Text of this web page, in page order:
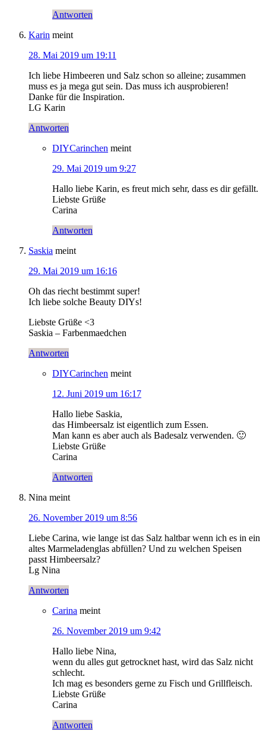
Antworten
Karin meint
28. Mai 2019 um 19:11
Ich liebe Himbeeren und Salz schon so alleine; zusammen
muss es ja mega gut sein. Das muss ich ausprobieren!
Danke für die Inspiration.
LG Karin
Antworten
DIYCarinchen meint
29. Mai 2019 um 9:27
Hallo liebe Karin, es freut mich sehr, dass es dir gefällt.
Liebste Grüße
Carina
Antworten
Saskia meint
29. Mai 2019 um 16:16
Oh das riecht bestimmt super!
Ich liebe solche Beauty DIYs!
Liebste Grüße <3
Saskia – Farbenmaedchen
Antworten
DIYCarinchen meint
12. Juni 2019 um 16:17
Hallo liebe Saskia,
das Himbeersalz ist eigentlich zum Essen.
Man kann es aber auch als Badesalz verwenden. 🙂
Liebste Grüße
Carina
Antworten
Nina meint
26. November 2019 um 8:56
Liebe Carina, wie lange ist das Salz haltbar wenn ich es in ein
altes Marmeladenglas abfüllen? Und zu welchen Speisen
passt Himbeersalz?
Lg Nina
Antworten
Carina meint
26. November 2019 um 9:42
Hallo liebe Nina,
wenn du alles gut getrocknet hast, wird das Salz nicht
schlecht.
Ich mag es besonders gerne zu Fisch und Grillfleisch.
Liebste Grüße
Carina
Antworten